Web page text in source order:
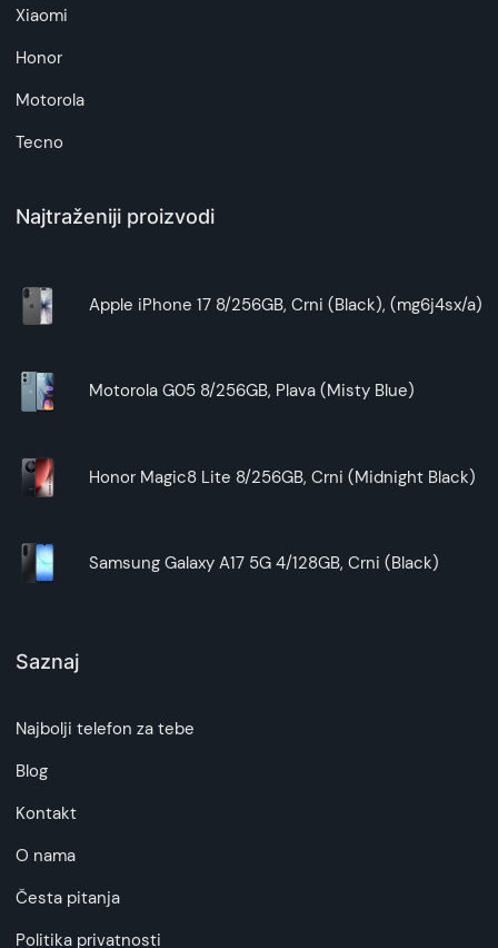
Xiaomi
Honor
Motorola
Tecno
Najtraženiji proizvodi
Apple iPhone 17 8/256GB, Crni (Black), (mg6j4sx/a)
Motorola G05 8/256GB, Plava (Misty Blue)
Honor Magic8 Lite 8/256GB, Crni (Midnight Black)
Samsung Galaxy A17 5G 4/128GB, Crni (Black)
Saznaj
Najbolji telefon za tebe
Blog
Kontakt
O nama
Česta pitanja
Politika privatnosti